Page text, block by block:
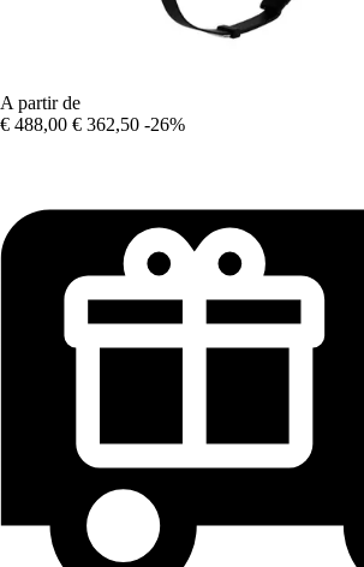
A partir de
€ 488,00 € 362,50 -26%